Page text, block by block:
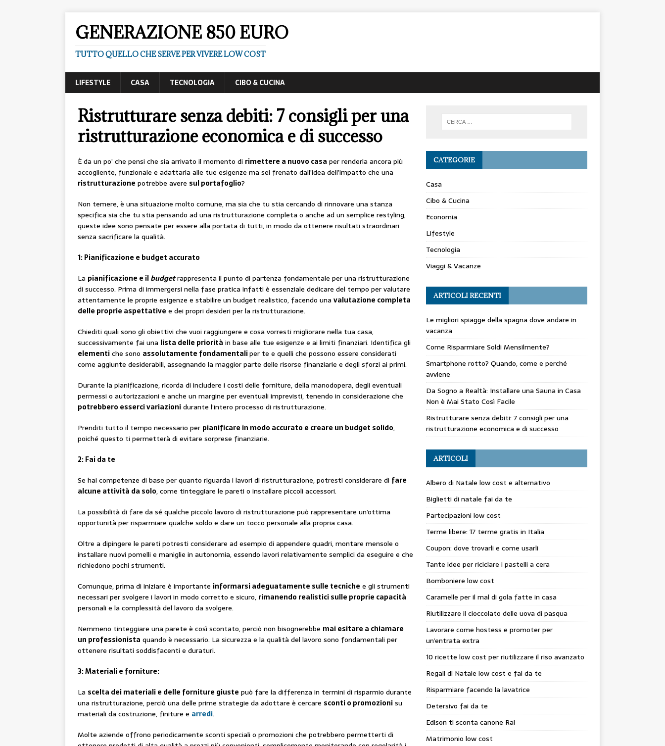
GENERAZIONE 850 EURO
TUTTO QUELLO CHE SERVE PER VIVERE LOW COST
LIFESTYLE CASA TECNOLOGIA CIBO & CUCINA
Ristrutturare senza debiti: 7 consigli per una
ristrutturazione economica e di successo
È da un po’ che pensi che sia arrivato il momento di rimettere a nuovo casa per renderla ancora più
accogliente, funzionale e adattarla alle tue esigenze ma sei frenato dall’idea dell’impatto che una
ristrutturazione potrebbe avere sul portafoglio?
Non temere, è una situazione molto comune, ma sia che tu stia cercando di rinnovare una stanza
specifica sia che tu stia pensando ad una ristrutturazione completa o anche ad un semplice restyling,
queste idee sono pensate per essere alla portata di tutti, in modo da ottenere risultati straordinari
senza sacrificare la qualità.
1: Pianificazione e budget accurato
La pianificazione e ilbudgetrappresenta il punto di partenza fondamentale per una ristrutturazione
di successo. Prima di immergersi nella fase pratica infatti è essenziale dedicare del tempo per valutare
attentamente le proprie esigenze e stabilire un budget realistico, facendo una valutazione completa
delle proprie aspettative e dei propri desideri per la ristrutturazione.
Chiediti quali sono gli obiettivi che vuoi raggiungere e cosa vorresti migliorare nella tua casa,
successivamente fai una lista delle priorità in base alle tue esigenze e ai limiti finanziari. Identifica gli
elementiche sono assolutamente fondamentaliper te e quelli che possono essere considerati
come aggiunte desiderabili, assegnando la maggior parte delle risorse finanziarie e degli sforzi ai primi.
Durante la pianificazione, ricorda di includere i costi delle forniture, della manodopera, degli eventuali
permessi o autorizzazioni e anche un margine per eventuali imprevisti, tenendo in considerazione che
potrebbero esserci variazionidurante l’intero processo di ristrutturazione.
Prenditi tutto il tempo necessario per pianificare in modo accurato e creare un budget solido,
poiché questo ti permetterà di evitare sorprese finanziarie.
2: Fai da te
Se hai competenze di base per quanto riguarda i lavori di ristrutturazione, potresti considerare di fare
alcune attività da solo, come tinteggiare le pareti o installare piccoli accessori.
La possibilità di fare da sé qualche piccolo lavoro di ristrutturazione può rappresentare un’ottima
opportunità per risparmiare qualche soldo e dare un tocco personale alla propria casa.
Oltre a dipingere le pareti potresti considerare ad esempio di appendere quadri, montare mensole o
installare nuovi pomelli e maniglie in autonomia, essendo lavori relativamente semplici da eseguire e che
richiedono pochi strumenti.
Comunque, prima di iniziare è importante informarsi adeguatamente sulle tecniche e gli strumenti
necessari per svolgere i lavori in modo corretto e sicuro, rimanendo realistici sulle proprie capacità
personali e la complessità del lavoro da svolgere.
Nemmeno tinteggiare una parete è così scontato, perciò non bisognerebbe mai esitare a chiamare
un professionista quando è necessario. La sicurezza e la qualità del lavoro sono fondamentali per
ottenere risultati soddisfacenti e duraturi.
3: Materiali e forniture:
La scelta dei materiali e delle forniture giuste può fare la differenza in termini di risparmio durante
una ristrutturazione, perciò una delle prime strategie da adottare è cercare sconti o promozionisu
materiali da costruzione, finiture e arredi.
Molte aziende offrono periodicamente sconti speciali o promozioni che potrebbero permetterti di
CATEGORIE
Casa
Cibo & Cucina
Economia
Lifestyle
Tecnologia
Viaggi & Vacanze
ARTICOLI RECENTI
Le migliori spiagge della spagna dove andare in
vacanza
Come Risparmiare Soldi Mensilmente?
Smartphone rotto? Quando, come e perché
avviene
Da Sogno a Realtà: Installare una Sauna in Casa
Non è Mai Stato Così Facile
Ristrutturare senza debiti: 7 consigli per una
ristrutturazione economica e di successo
ARTICOLI
Albero di Natale low cost e alternativo
Biglietti di natale fai da te
Partecipazioni low cost
Terme libere: 17 terme gratis in Italia
Coupon: dove trovarli e come usarli
Tante idee per riciclare i pastelli a cera
Bomboniere low cost
Caramelle per il mal di gola fatte in casa
Riutilizzare il cioccolato delle uova di pasqua
Lavorare come hostess e promoter per
un’entrata extra
10 ricette low cost per riutilizzare il riso avanzato
Regali di Natale low cost e fai da te
Risparmiare facendo la lavatrice
Detersivo fai da te
Edison ti sconta canone Rai
Matrimonio low cost